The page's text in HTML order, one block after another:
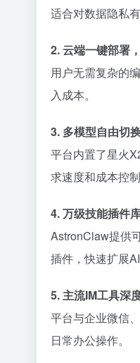
适合对数据隐私
2. 云端一键部署
用户无需复杂的
入成本。
3. 多模型自由切
平台内置了星火
求速度和成本控
4. 万级技能插件
AstronClaw提供
插件，快速扩展
5. 主流IM工具深
平台与企业微信
日常办公操作。